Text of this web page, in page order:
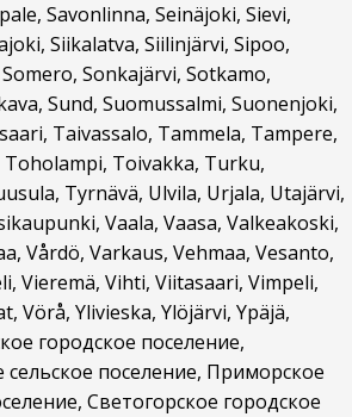
Savonlinna, Seinäjoki, Sievi,
Siikalatva, Siilinjärvi, Sipoo,
Sonkajärvi, Sotkamo,
Sund, Suomussalmi, Suonenjoki,
Taivassalo, Tammela, Tampere,
Toholampi, Toivakka, Turku,
Tyrnävä, Ulvila, Urjala, Utajärvi,
Vaala, Vaasa, Valkeakoski,
Vårdö, Varkaus, Vehmaa, Vesanto,
Vieremä, Vihti, Viitasaari, Vimpeli,
Vörå, Ylivieska, Ylöjärvi, Ypäjä,
городское поселение,
поселение, Приморское
Светогорское городское